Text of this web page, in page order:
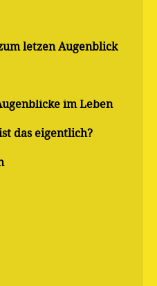
letzen Augenblick
im Leben
das eigentlich?